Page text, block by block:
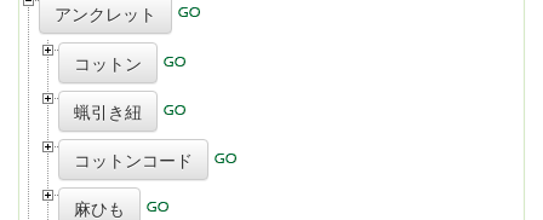
アンクレット
コットン
蝋引き紐
コットンコード
麻ひも